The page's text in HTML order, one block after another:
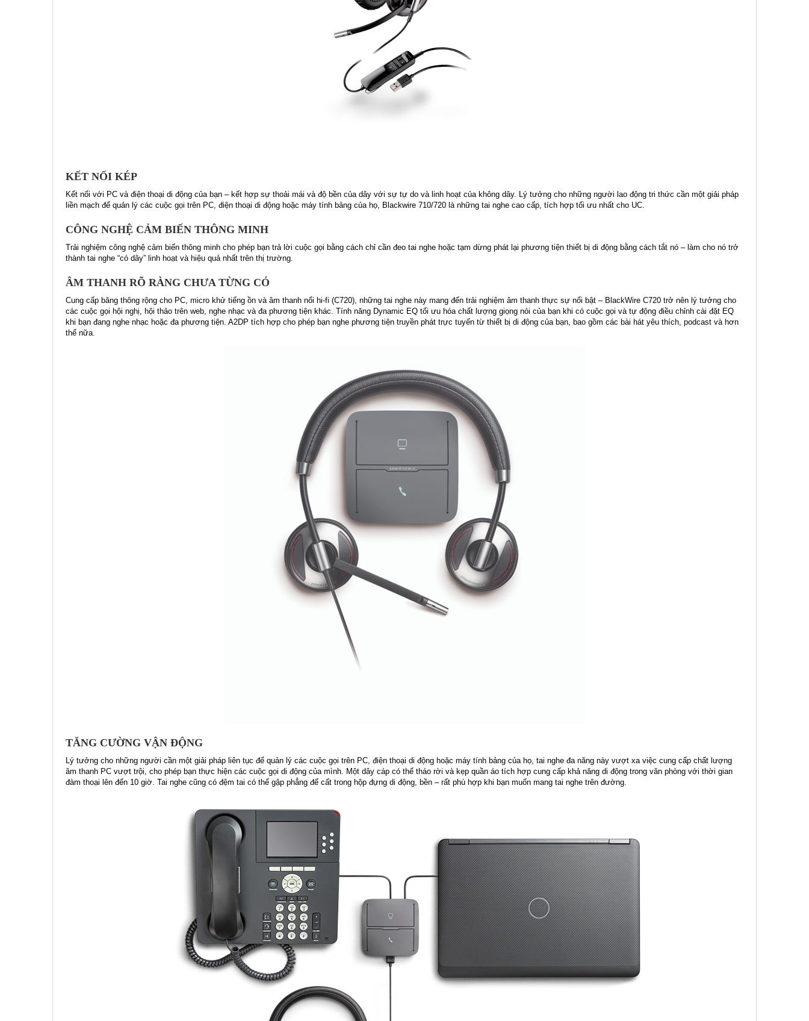
KẾT NỐI KÉP
Kết nối với PC và điện thoại di động của bạn – kết hợp sự thoải mái và độ bền của dây với sự tự do và linh hoạt của không dây. Lý tưởng cho những người lao động tri thức cần một giải pháp
liền mạch để quản lý các cuộc gọi trên PC, điện thoại di động hoặc máy tính bảng của họ, Blackwire 710/720 là những tai nghe cao cấp, tích hợp tối ưu nhất cho UC.
CÔNG NGHỆ CẢM BIẾN THÔNG MINH
Trải nghiệm công nghệ cảm biến thông minh cho phép bạn trả lời cuộc gọi bằng cách chỉ cần đeo tai nghe hoặc tạm dừng phát lại phương tiện thiết bị di động bằng cách tắt nó – làm cho nó trở
thành tai nghe “có dây” linh hoạt và hiệu quả nhất trên thị trường.
ÂM THANH RÕ RÀNG CHƯA TỪNG CÓ
Cung cấp băng thông rộng cho PC, micro khử tiếng ồn và âm thanh nổi hi-fi (C720), những tai nghe này mang đến trải nghiệm âm thanh thực sự nổi bật – BlackWire C720 trở nên lý tưởng cho
các cuộc gọi hội nghị, hội thảo trên web, nghe nhạc và đa phương tiện khác. Tính năng Dynamic EQ tối ưu hóa chất lượng giọng nói của bạn khi có cuộc gọi và tự động điều chỉnh cài đặt EQ
khi bạn đang nghe nhạc hoặc đa phương tiện. A2DP tích hợp cho phép bạn nghe phương tiện truyền phát trực tuyến từ thiết bị di động của bạn, bao gồm các bài hát yêu thích, podcast và hơn
thế nữa.
TĂNG CƯỜNG VẬN ĐỘNG
Lý tưởng cho những người cần một giải pháp liên tục để quản lý các cuộc gọi trên PC, điện thoại di động hoặc máy tính bảng của họ, tai nghe đa năng này vượt xa việc cung cấp chất lượng
âm thanh PC vượt trội, cho phép bạn thực hiện các cuộc gọi di động của mình. Một dây cáp có thể tháo rời và kẹp quần áo tích hợp cung cấp khả năng di động trong văn phòng với thời gian
đàm thoại lên đến 10 giờ. Tai nghe cũng có đệm tai có thể gập phẳng để cất trong hộp đựng di động, bền – rất phù hợp khi bạn muốn mang tai nghe trên đường.